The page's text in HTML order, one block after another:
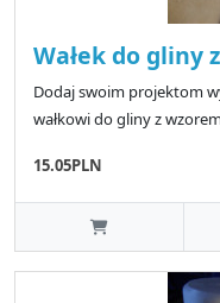
Wałek do gliny
Dodaj swoim projektom
wałkowi do gliny z
15.05PLN